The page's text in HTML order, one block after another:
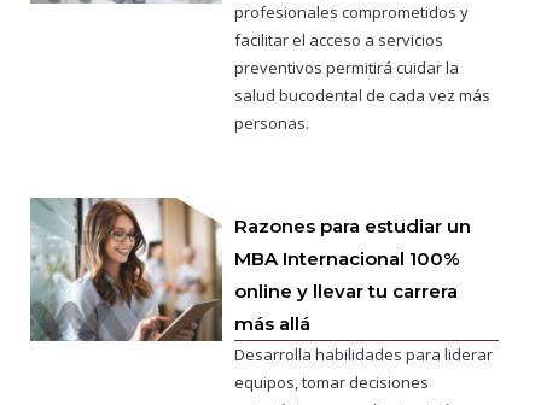
profesionales comprometidos y
facilitar el acceso a servicios
preventivos permitirá cuidar la
salud bucodental de cada vez más
personas.
Razones para estudiar un
MBA Internacional 100%
online y llevar tu carrera
más allá
Desarrolla habilidades para liderar
equipos, tomar decisiones